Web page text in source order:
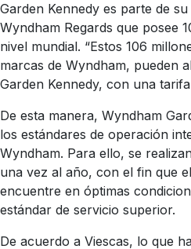
Garden Kennedy es parte de
Wyndham Regards que posee
nivel mundial. “Estos 106
marcas de Wyndham, pueden
Garden Kennedy, con una
De esta manera, Wyndham
los estándares de operación
Wyndham. Para ello, se
una vez al año, con el fin que
encuentre en óptimas
estándar de servicio superior.
De acuerdo a Viescas, lo que